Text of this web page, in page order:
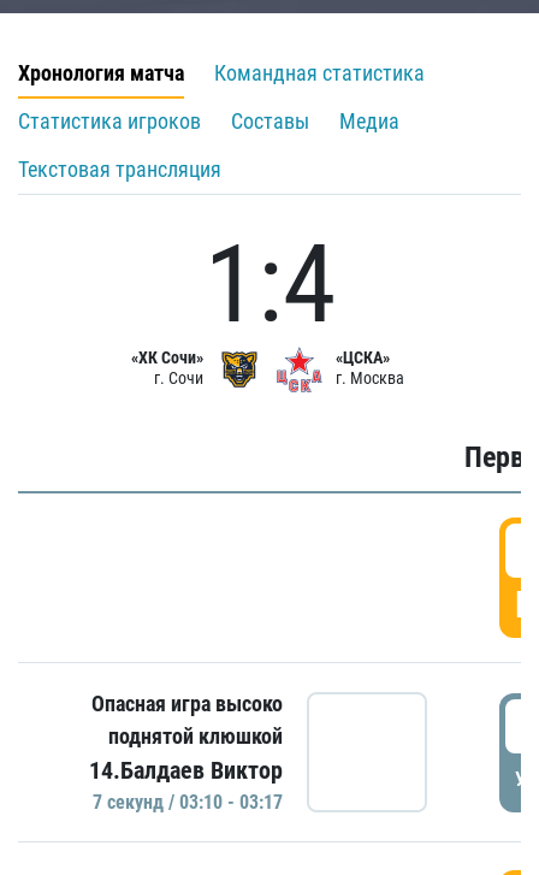
Хронология матча
Командная статистика
Статистика игроков
Составы
Медиа
Текстовая трансляция
«ХК Сочи»
г. Сочи
1:4
«ЦСКА»
г. Москва
Опасная игра высоко
поднятой клюшкой
14.Балдаев Виктор
7 секунд / 03:10 - 03:17